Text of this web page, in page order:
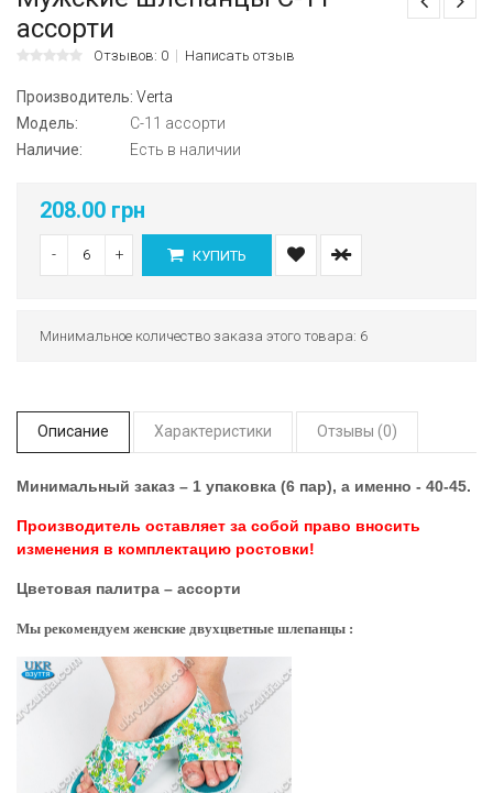
ассорти
Отзывов: 0 Написать отзыв
Производитель: Verta
Модель:
C-11 ассорти
Наличие:
Есть в наличии
208.00 грн
- + КУПИТЬ
Минимальное количество заказа этого товара: 6
Описание Характеристики Отзывы (0)
Минимальный заказ – 1 упаковка (6 пар), а именно - 40-45.
Производитель оставляет за собой право вносить
изменения в комплектацию ростовки!
Цветовая палитра – ассорти
Мы рекомендуем женские двухцветные шлепанцы :